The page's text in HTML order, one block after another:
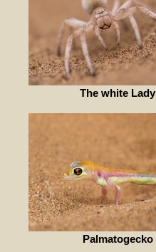
The white Lady
Palmatogecko